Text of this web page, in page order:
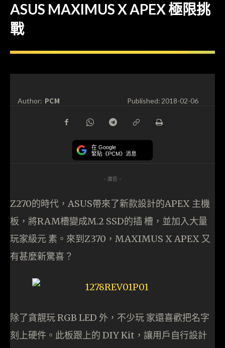
ASUS MAXIMUS X APEX 極限挑
戰
Author: PCM Published:2018-02-06
在 Google
緊貼《PCM》消息
- 廣告 -
Z270的時代，ASUS帶來了新款設計的APEX 主機
板，將RAM槽變成M.2 SSD的插 槽，並加入大量
玩家級元 素。來到Z370，MAXIMUS X APEX 又
有甚麼新驚喜？
除了貪靚玩 RGB LED 外，不少玩 家還喜歡把名字
刻上硬件。此板跟上的 DIY Kit，讓用戶自行設計